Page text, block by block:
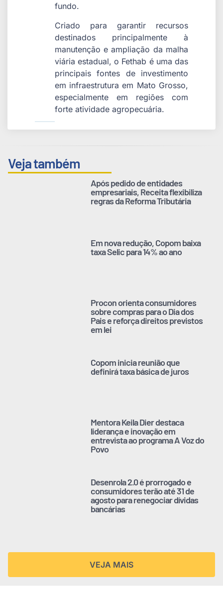
fundo.
Criado para garantir recursos
destinados principalmente à
manutenção e ampliação da malha
viária estadual, o Fethab é uma das
principais fontes de investimento
em infraestrutura em Mato Grosso,
especialmente em regiões com
forte atividade agropecuária.
Veja também
Após pedido de entidades
empresariais, Receita flexibiliza
regras da Reforma Tributária
Em nova redução, Copom baixa
taxa Selic para 14% ao ano
Procon orienta consumidores
sobre compras para o Dia dos
Pais e reforça direitos previstos
em lei
Copom inicia reunião que
definirá taxa básica de juros
Mentora Keila Dier destaca
liderança e inovação em
entrevista ao programa A Voz do
Povo
Desenrola 2.0 é prorrogado e
consumidores terão até 31 de
agosto para renegociar dívidas
bancárias
VEJA MAIS